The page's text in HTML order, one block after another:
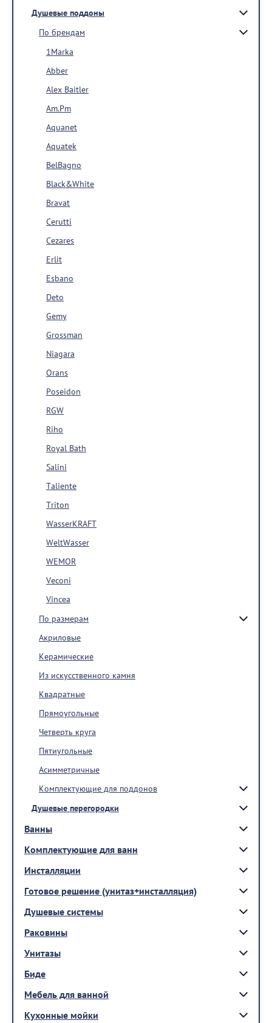
Душевые поддоны
По брендам
1Marka
Abber
Alex Baitler
Am.Pm
Aquanet
Aquatek
BelBagno
Black&White
Bravat
Cerutti
Cezares
Erlit
Esbano
Deto
Gemy
Grossman
Niagara
Orans
Poseidon
RGW
Riho
Royal Bath
Salini
Taliente
Triton
WasserKRAFT
WeltWasser
WEMOR
Veconi
Vincea
По размерам
Акриловые
Керамические
Из искусственного камня
Квадратные
Прямоугольные
Четверть круга
Пятиугольные
Асимметричные
Комплектующие для поддонов
Душевые перегородки
Ванны
Комплектующие для ванн
Инсталляции
Готовое решение (унитаз+инсталляция)
Душевые системы
Раковины
Унитазы
Биде
Мебель для ванной
Кухонные мойки